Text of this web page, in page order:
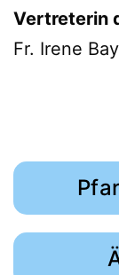
Vertreterin
Fr. Irene